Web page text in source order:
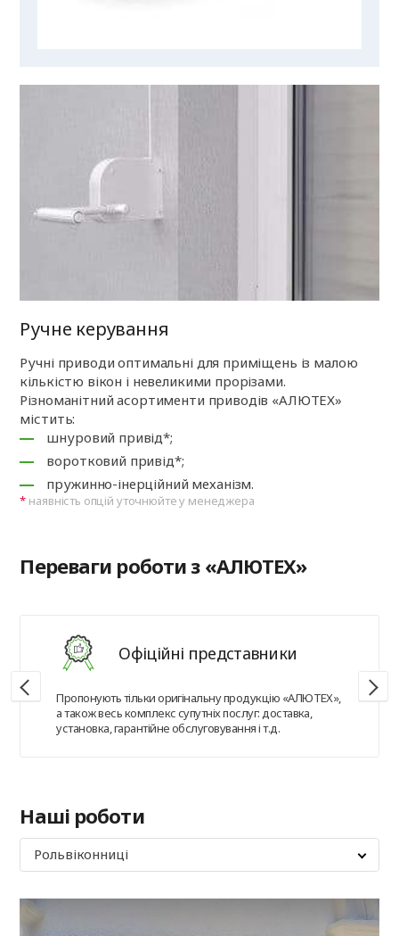
Ручне керування
Ручні приводи оптимальні для приміщень із малою
кількістю вікон і невеликими прорізами.
Різноманітний асортименти приводів «АЛЮТЕХ»
містить:
шнуровий привід*;
воротковий привід*;
пружинно-інерційний механізм.
наявність опцій уточнюйте у менеджера
Переваги роботи з «АЛЮТЕХ»
Офіційні представники
Пропонують тільки оригінальну продукцію «АЛЮТЕХ»,
а також весь комплекс супутніх послуг: доставка,
установка, гарантійне обслуговування і т.д.
Наші роботи
Рольвіконниці